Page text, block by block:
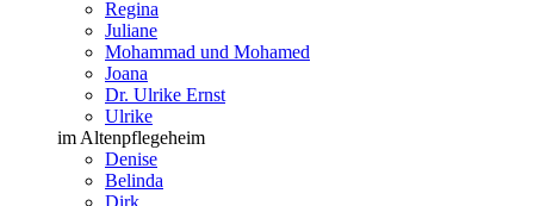
Regina
Juliane
Mohammad und Mohamed
Joana
Dr. Ulrike Ernst
Ulrike
im Altenpflegeheim
Denise
Belinda
Dirk